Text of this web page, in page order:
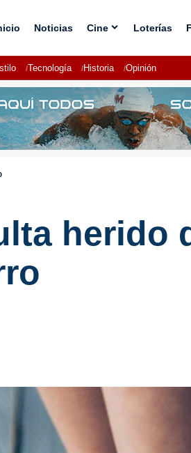
Noticias Cine Loterías
Tecnología Historia Opinión
herido